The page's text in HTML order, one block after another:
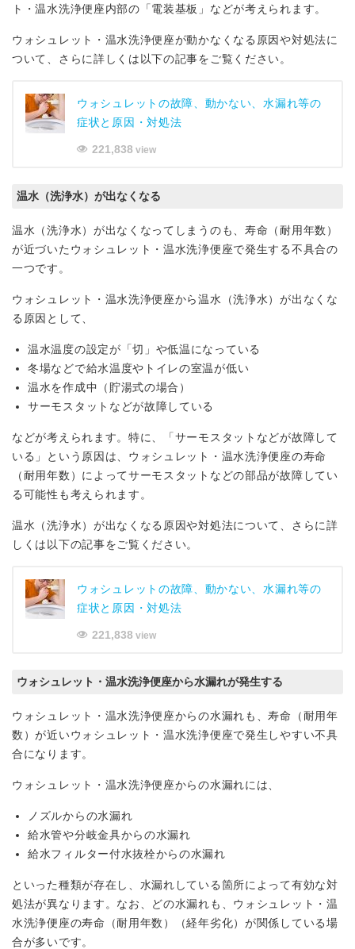
ト・温水洗浄便座内部の「電装基板」などが考えられます。
ウォシュレット・温水洗浄便座が動かなくなる原因や対処法に
ついて、さらに詳しくは以下の記事をご覧ください。
ウォシュレットの故障、動かない、水漏れ等の
症状と原因・対処法
221,838 view
温水（洗浄水）が出なくなる
温水（洗浄水）が出なくなってしまうのも、寿命（耐用年数）
が近づいたウォシュレット・温水洗浄便座で発生する不具合の
一つです。
ウォシュレット・温水洗浄便座から温水（洗浄水）が出なくな
る原因として、
温水温度の設定が「切」や低温になっている
冬場などで給水温度やトイレの室温が低い
温水を作成中（貯湯式の場合）
サーモスタットなどが故障している
などが考えられます。特に、「サーモスタットなどが故障して
いる」という原因は、ウォシュレット・温水洗浄便座の寿命
（耐用年数）によってサーモスタットなどの部品が故障してい
る可能性も考えられます。
温水（洗浄水）が出なくなる原因や対処法について、さらに詳
しくは以下の記事をご覧ください。
ウォシュレットの故障、動かない、水漏れ等の
症状と原因・対処法
221,838 view
ウォシュレット・温水洗浄便座から水漏れが発生する
ウォシュレット・温水洗浄便座からの水漏れも、寿命（耐用年
数）が近いウォシュレット・温水洗浄便座で発生しやすい不具
合になります。
ウォシュレット・温水洗浄便座からの水漏れには、
ノズルからの水漏れ
給水管や分岐金具からの水漏れ
給水フィルター付水抜栓からの水漏れ
といった種類が存在し、水漏れしている箇所によって有効な対
処法が異なります。なお、どの水漏れも、ウォシュレット・温
水洗浄便座の寿命（耐用年数）（経年劣化）が関係している場
合が多いです。